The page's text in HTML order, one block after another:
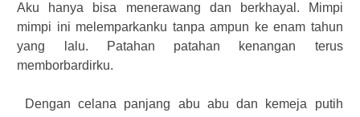
Aku hanya bisa menerawang dan berkhayal. Mimpi
mimpi ini melemparkanku tanpa ampun ke enam tahun
yang lalu. Patahan patahan kenangan terus
memborbardirku.
Dengan celana panjang abu abu dan kemeja putih